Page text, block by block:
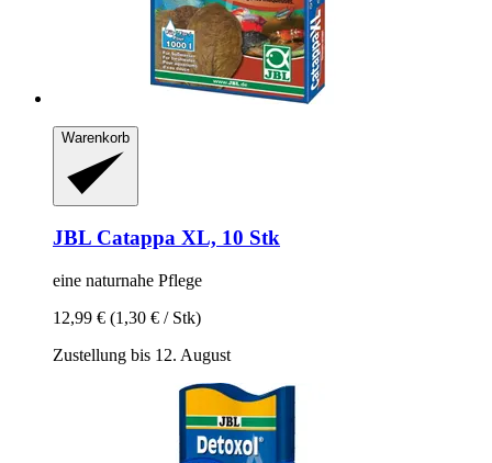
Warenkorb
JBL Catappa XL, 10 Stk
eine naturnahe Pflege
12,99 € (1,30 € / Stk)
Zustellung bis 12. August